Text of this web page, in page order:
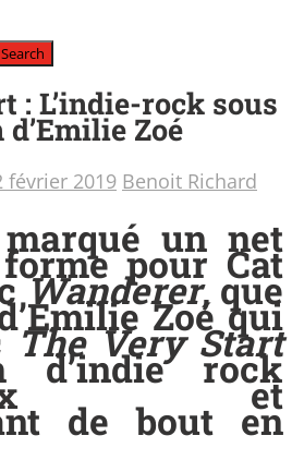
: L’indie-rock sous
Zoé
février 2019 Benoit Richard
un net
pour Cat
Wanderer, que
Zoé qui
The Very Start
d’indie rock
et
de bout en